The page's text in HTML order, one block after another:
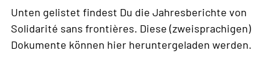
Unten gelistet findest Du die Jahresberichte von
Solidarité sans frontières. Diese (zweisprachigen)
Dokumente können hier heruntergeladen werden.